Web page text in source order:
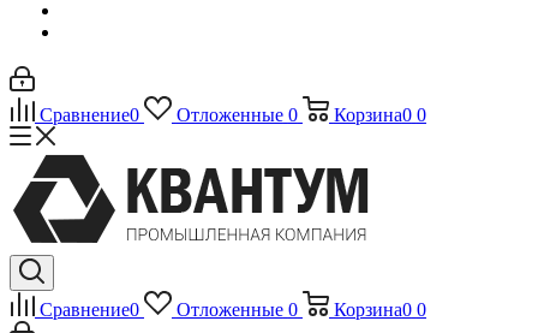
Сравнение0 Отложенные 0 Корзина0 0
Сравнение0 Отложенные 0 Корзина0 0